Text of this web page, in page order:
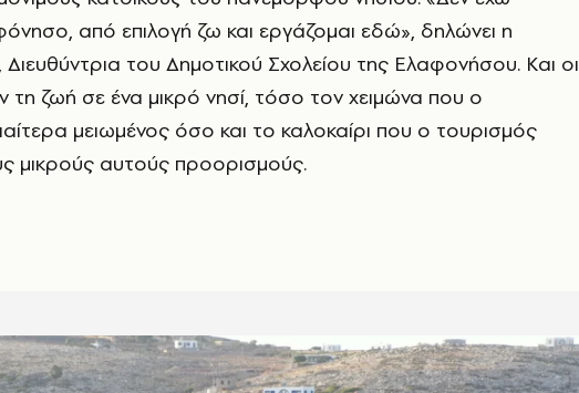
από επιλογή ζω και εργάζομαι εδώ», δηλώνει η
Διευθύντρια του Δημοτικού Σχολείου της Ελαφονήσου. Και οι
ζωή σε ένα μικρό νησί, τόσο τον χειμώνα που ο
μειωμένος όσο και το καλοκαίρι που ο τουρισμός
μικρούς αυτούς προορισμούς.